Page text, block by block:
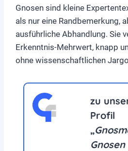
Gnosen sind kleine
als nur eine Randbemerkung,
ausführliche Abhandlung. Sie
Erkenntnis-Mehrwert, knapp
ohne wissenschaftlichen
zu
Profil
„
Gnosen